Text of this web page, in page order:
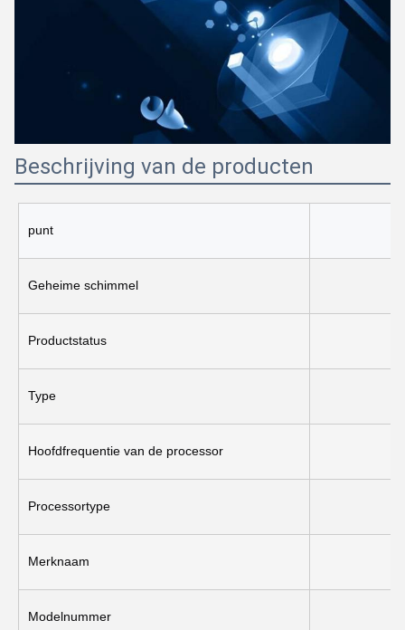
Beschrijving van de producten
punt
Geheime schimmel
Productstatus
Type
Hoofdfrequentie van de processor
Processortype
Merknaam
Modelnummer